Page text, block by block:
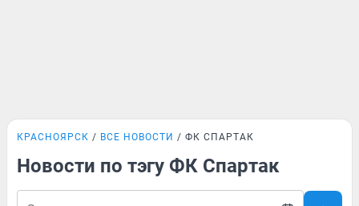
КРАСНОЯРСК ВСЕ НОВОСТИ ФК СПАРТАК
Новости по тэгу ФК Спартак